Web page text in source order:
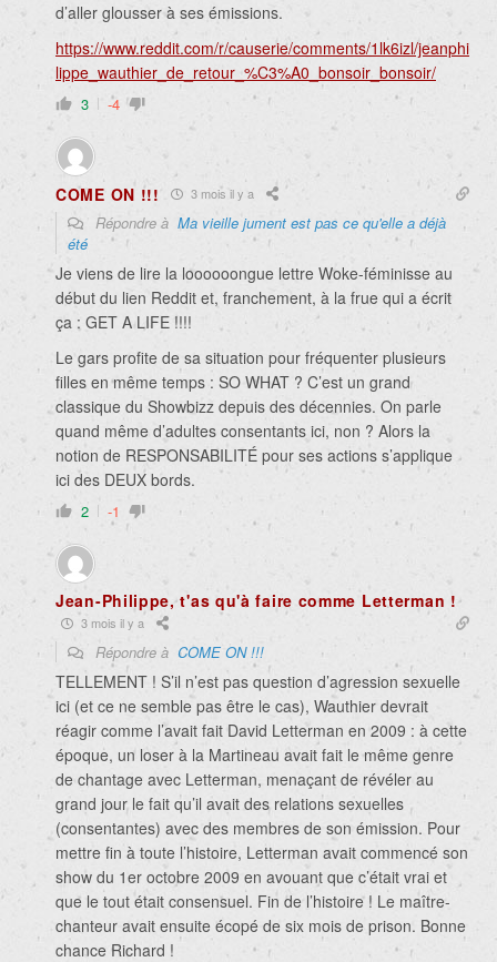
d’aller glousser à ses émissions.
https://www.reddit.com/r/causerie/comments/1lk6izl/jeanphi
lippe_wauthier_de_retour_%C3%A0_bonsoir_bonsoir/
3 -4
COME ON !!! 3 mois il y a
Répondre à Ma vieille jument est pas ce qu'elle a déjà
été
Je viens de lire la loooooongue lettre Woke-féminisse au
début du lien Reddit et, franchement, à la frue qui a écrit
ça : GET A LIFE !!!!
Le gars profite de sa situation pour fréquenter plusieurs
filles en même temps : SO WHAT ? C’est un grand
classique du Showbizz depuis des décennies. On parle
quand même d’adultes consentants ici, non ? Alors la
notion de RESPONSABILITÉ pour ses actions s’applique
ici des DEUX bords.
2 -1
Jean-Philippe, t'as qu'à faire comme Letterman !
3 mois il y a
Répondre à COME ON !!!
TELLEMENT ! S’il n’est pas question d’agression sexuelle
ici (et ce ne semble pas être le cas), Wauthier devrait
réagir comme l’avait fait David Letterman en 2009 : à cette
époque, un loser à la Martineau avait fait le même genre
de chantage avec Letterman, menaçant de révéler au
grand jour le fait qu’il avait des relations sexuelles
(consentantes) avec des membres de son émission. Pour
mettre fin à toute l’histoire, Letterman avait commencé son
show du 1er octobre 2009 en avouant que c’était vrai et
que le tout était consensuel. Fin de l’histoire ! Le maître-
chanteur avait ensuite écopé de six mois de prison. Bonne
chance Richard !